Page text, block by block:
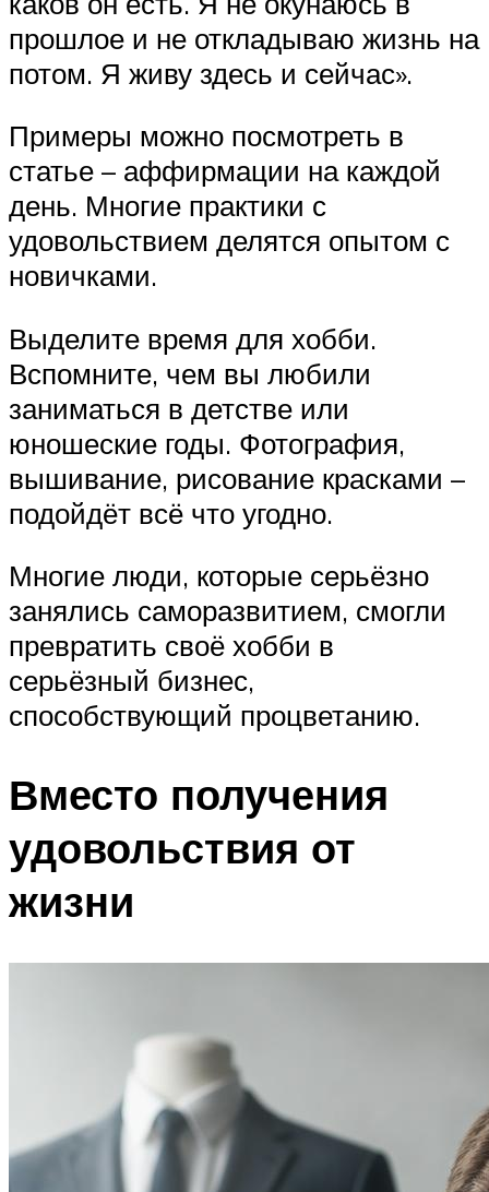
прошлое и не откладываю жизнь на
потом. Я живу здесь и сейчас».
Примеры можно посмотреть в
статье – аффирмации на каждой
день. Многие практики с
удовольствием делятся опытом с
новичками.
Выделите время для хобби.
Вспомните, чем вы любили
заниматься в детстве или
юношеские годы. Фотография,
вышивание, рисование красками –
подойдёт всё что угодно.
Многие люди, которые серьёзно
занялись саморазвитием, смогли
превратить своё хобби в
серьёзный бизнес,
способствующий процветанию.
Вместо получения
удовольствия от
жизни